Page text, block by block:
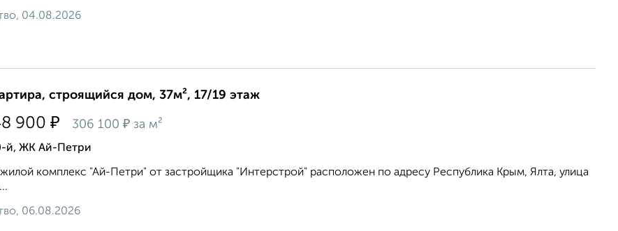
04.08.2026
строящийся дом, 37м², 17/19 этаж
900 ₽ 306 100 ₽ за м²
й, ЖК Ай-Петри
комплекс "Ай-Петри" от застройщика "Интерстрой" расположен по адресу Республика Крым, Ялта, улица
06.08.2026